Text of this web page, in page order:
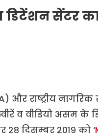
सेंटर
राष्ट्रीय
व वीडियो असम
दिसम्बर २०१९ को ‘